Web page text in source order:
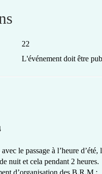
22
L'événement doit être
le passage à l’heure
nuit et cela pendant 2 heures.
d’organisation des B.R.M :